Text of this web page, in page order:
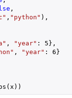
, "python"
, "year" : 5},
, "year" : 6}